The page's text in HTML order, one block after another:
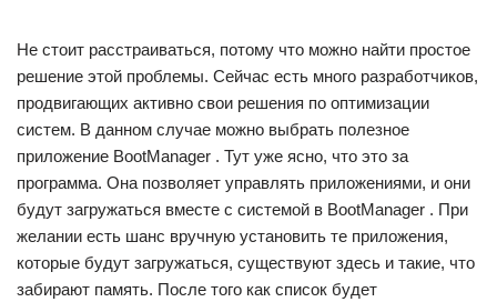
Не стоит расстраиваться, потому что можно найти простое
решение этой проблемы. Сейчас есть много разработчиков,
продвигающих активно свои решения по оптимизации
систем. В данном случае можно выбрать полезное
приложение BootManager . Тут уже ясно, что это за
программа. Она позволяет управлять приложениями, и они
будут загружаться вместе с системой в BootManager . При
желании есть шанс вручную установить те приложения,
которые будут загружаться, существуют здесь и такие, что
забирают память. После того как список будет